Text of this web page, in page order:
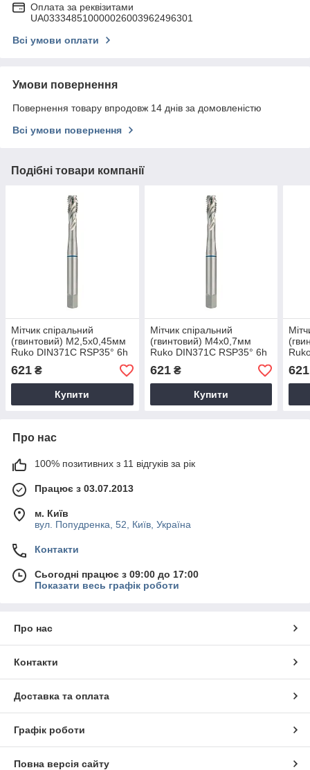
Оплата за реквізитами
UA033348510000026003962496301
Всі умови оплати
Умови повернення
Повернення товару впродовж 14 днів за домовленістю
Всі умови повернення
Подібні товари компанії
Мітчик спіральний
(гвинтовий) M2,5х0,45мм
Ruko DIN371C RSP35° 6h
HSS 234025 (посилений
хвостовик)
621 ₴
Купити
Мітчик спіральний
(гвинтовий) M4х0,7мм
Ruko DIN371C RSP35° 6h
HSS 234040 (посилений
хвостовик)
621₴
Купити
621
Про нас
100% позитивних з 11 відгуків за рік
Працює з 03.07.2013
м. Київ
вул. Попудренка, 52, Київ, Україна
Контакти
Сьогодні працює з 09:00 до 17:00
Показати весь графік роботи
Про нас
Контакти
Доставка та оплата
Графік роботи
Повна версія сайту